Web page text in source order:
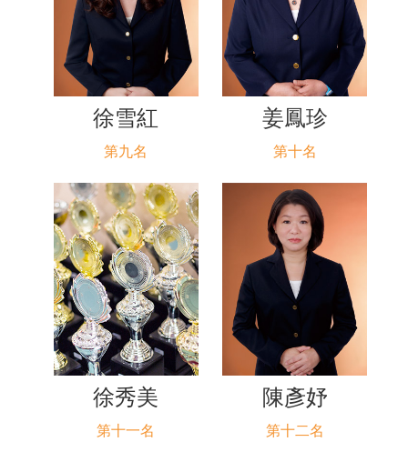
徐雪紅
第九名
姜鳳珍
第十名
徐秀美
第十一名
陳彥妤
第十二名